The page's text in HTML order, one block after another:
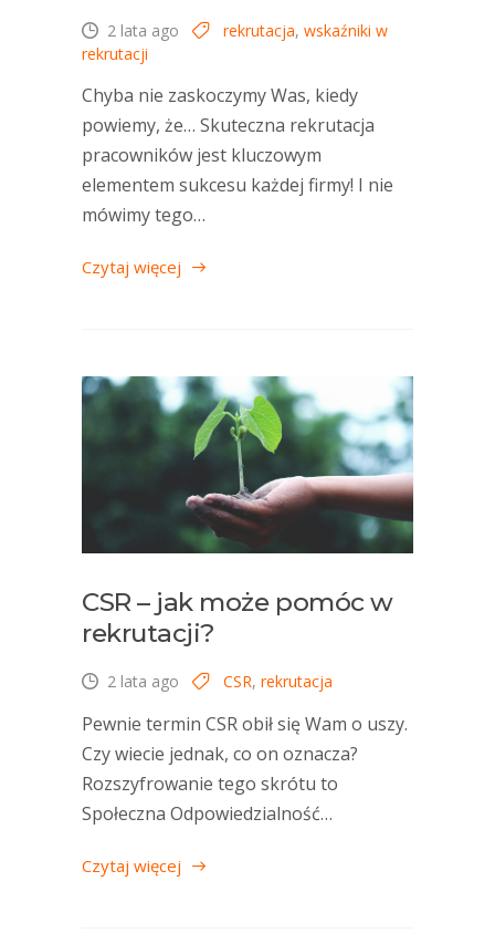
2 lata ago rekrutacja, wskaźniki w
rekrutacji
Chyba nie zaskoczymy Was, kiedy
powiemy, że… Skuteczna rekrutacja
pracowników jest kluczowym
elementem sukcesu każdej firmy! I nie
mówimy tego…
Czytaj więcej
CSR – jak może pomóc w
rekrutacji?
2 lata ago CSR, rekrutacja
Pewnie termin CSR obił się Wam o uszy.
Czy wiecie jednak, co on oznacza?
Rozszyfrowanie tego skrótu to
Społeczna Odpowiedzialność…
Czytaj więcej